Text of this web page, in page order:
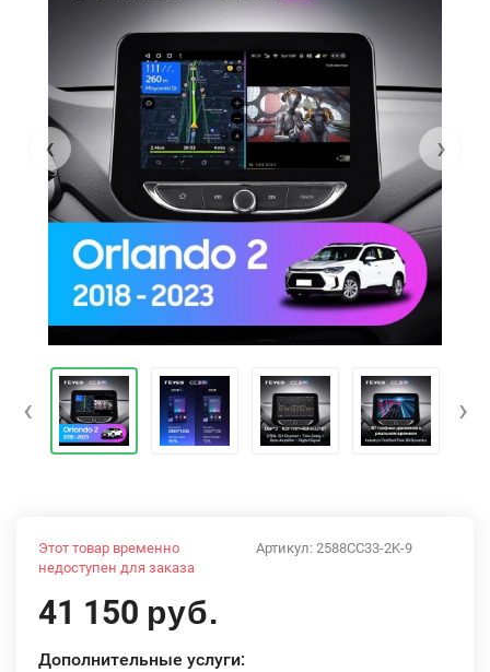
‹ ›
‹ ›
Артикул: 2588CC33-2K-9
Этот товар временно
недоступен для заказа
41 150 руб.
Дополнительные услуги: